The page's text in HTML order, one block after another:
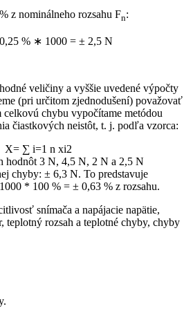
z nominálneho rozsahu Fn:
0,25 % ∗ 1000 = ± 2,5 N
veličiny a vyššie uvedené výpočty
(pri určitom zjednodušení) považovať
chybu vypočítame metódou
čiastkových neistôt, t. j. podľa vzorca:
X= ∑ i=1 n xi2
hodnôt 3 N, 4,5 N, 2 N a 2,5 N
chyby: ± 6,3 N. To predstavuje
* 100 % = ± 0,63 % z rozsahu.
snímača a napájacie napätie,
teplotný rozsah a teplotné chyby, chyby